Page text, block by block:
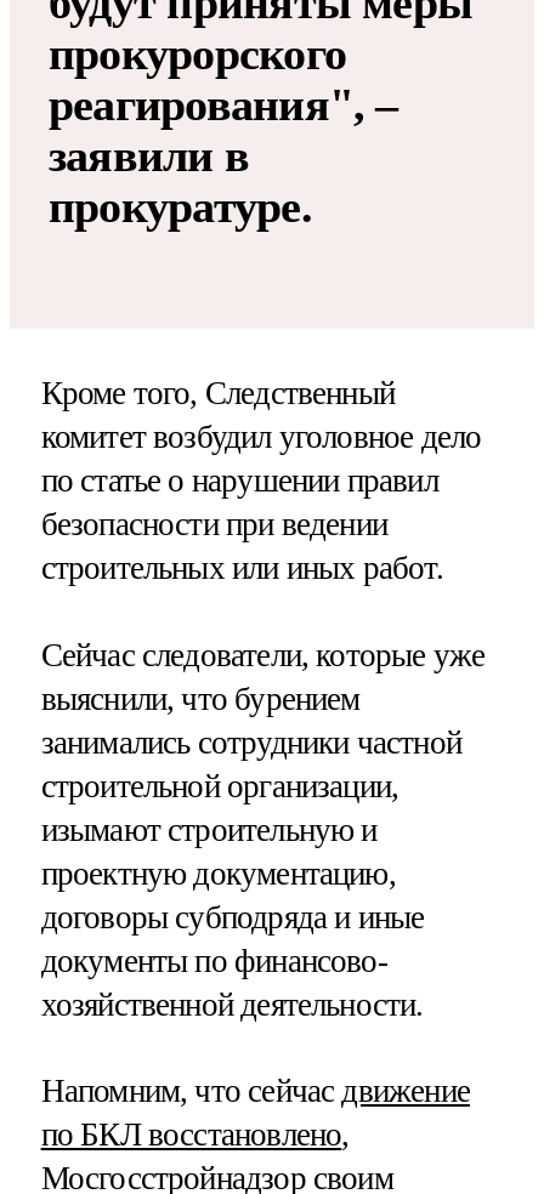
прокурорского
реагирования", –
заявили в
прокуратуре.
Кроме того, Следственный
комитет возбудил уголовное дело
по статье о нарушении правил
безопасности при ведении
строительных или иных работ.
Сейчас следователи, которые уже
выяснили, что бурением
занимались сотрудники частной
строительной организации,
изымают строительную и
проектную документацию,
договоры субподряда и иные
документы по финансово-
хозяйственной деятельности.
Напомним, что сейчас движение
по БКЛ восстановлено,
Мосгосстройнадзор своим